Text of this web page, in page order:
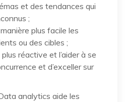
et des tendances qui
;
plus facile les
ou des cibles ;
réactive et l’aider à se
et d’exceller sur
analytics aide les